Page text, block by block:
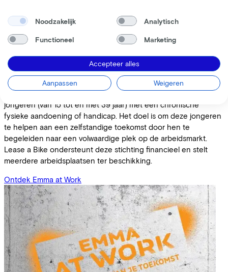
Emma at Work
Emma at Work is een bemiddelingsbureau dat zich inzet voor
jongeren (van 15 tot en met 39 jaar) met een chronische
fysieke aandoening of handicap. Het doel is om deze jongeren
te helpen aan een zelfstandige toekomst door hen te
begeleiden naar een volwaardige plek op de arbeidsmarkt.
Lease a Bike ondersteunt deze stichting financieel en stelt
meerdere arbeidsplaatsen ter beschikking.
Ontdek Emma at Work
Noodzakelijk Analytisch
Functioneel Marketing
Accepteer alles
Aanpassen Weigeren